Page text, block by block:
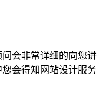
会非常详细的向您讲
会得知网站设计服务